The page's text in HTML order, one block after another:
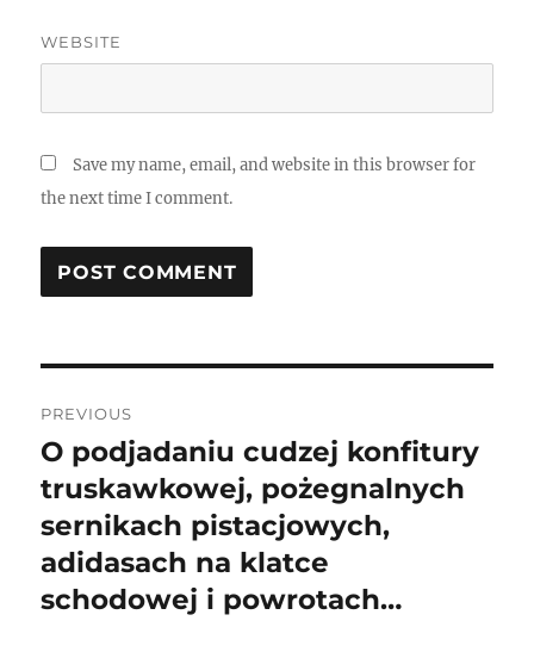
WEBSITE
Save my name, email, and website in this browser for
the next time I comment.
navigation
PREVIOUS
Previous
post:
O podjadaniu cudzej konfitury
truskawkowej, pożegnalnych
sernikach pistacjowych,
adidasach na klatce
schodowej i powrotach…